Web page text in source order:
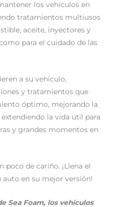
los vehículos en
tratamientos multiusos
aceite, inyectores y
para el cuidado de las
a su vehículo,
y tratamientos que
óptimo, mejorando la
la vida útil para
y grandes momentos en
de cariño. ¡Llena el
en su mejor versión!
Sea Foam, los vehículos